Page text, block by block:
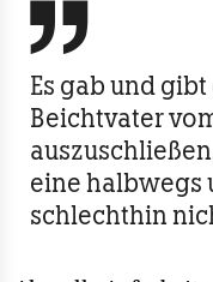

Es gab und
Beichtvater
eine halbwegs
schlechthin